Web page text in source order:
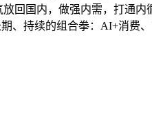
回国内，做强内需，打通内
、持续的组合拳：AI+消费